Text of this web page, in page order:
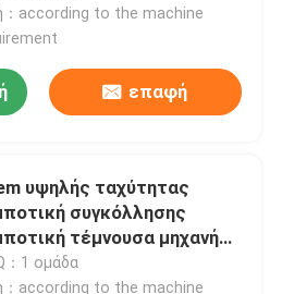
：according to the machine
επαφή
υψηλής ταχύτητας
συγκόλλησης
τέμνουσα μηχανή
μηχανών τρισδιάστατη
：1 ομάδα
：according to the machine